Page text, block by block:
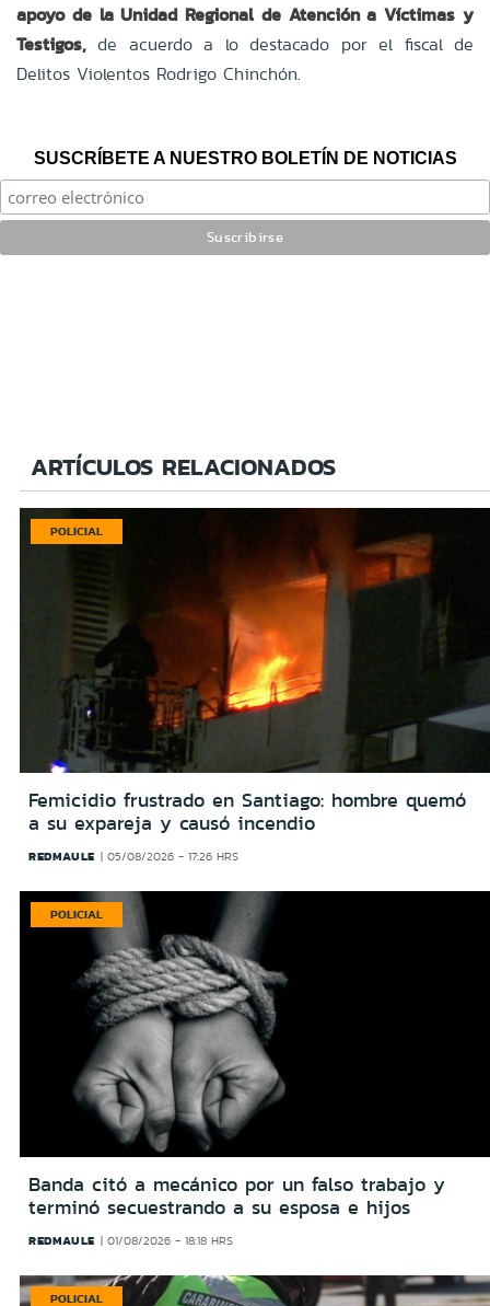
apoyo de la Unidad Regional de Atención a Víctimas y
Testigos, de acuerdo a lo destacado por el fiscal de
Delitos Violentos Rodrigo Chinchón.
SUSCRÍBETE A NUESTRO BOLETÍN DE NOTICIAS
ARTÍCULOS RELACIONADOS
POLICIAL
Femicidio frustrado en Santiago: hombre quemó
a su expareja y causó incendio
REDMAULE 05/08/2026 - 17:26 HRS
POLICIAL
Banda citó a mecánico por un falso trabajo y
terminó secuestrando a su esposa e hijos
REDMAULE 01/08/2026 - 18:18 HRS
POLICIAL